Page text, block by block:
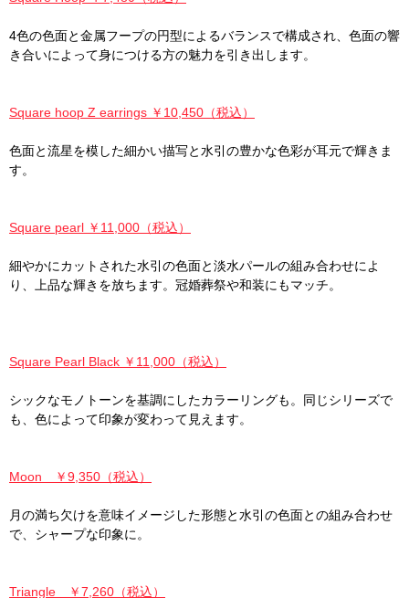
4色の色面と金属フープの円型によるバランスで構成され、色面の響
き合いによって身につける方の魅力を引き出します。
Square hoop Z earrings ￥10,450（税込）
色面と流星を模した細かい描写と水引の豊かな色彩が耳元で輝きま
す。
Square pearl ￥11,000（税込）
細やかにカットされた水引の色面と淡水パールの組み合わせによ
り、上品な輝きを放ちます。冠婚葬祭や和装にもマッチ。
Square Pearl Black ￥11,000（税込）
シックなモノトーンを基調にしたカラーリングも。同じシリーズで
も、色によって印象が変わって見えます。
Moon ￥9,350（税込）
月の満ち欠けを意味イメージした形態と水引の色面との組み合わせ
で、シャープな印象に。
Triangle ￥7,260（税込）